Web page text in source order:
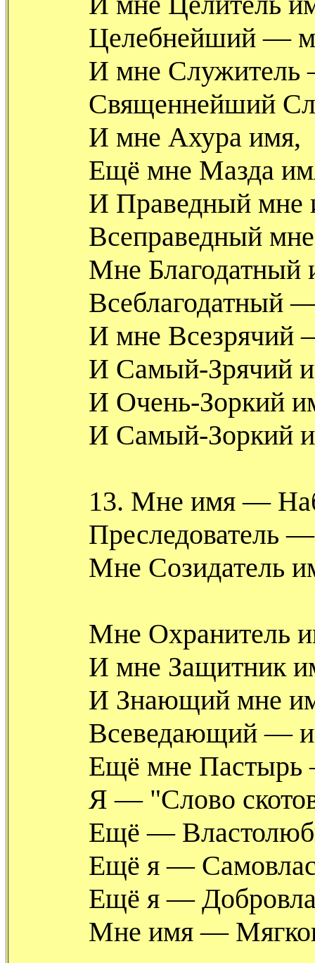
Целебнейший —
И мне
Священнейший
И мне Ахура имя,
Ещё мне Мазда
И Праведный мне
Всеправедный
Мне Благодатный
Всеблагодатный
И мне Всезрячий
И Самый-Зрячий
И Очень-Зоркий
И Самый-Зоркий
13. Мне имя —
Преследователь
Мне Созидатель
Мне Охранитель
И мне Защитник
И Знающий мне
Всеведающий —
Ещё мне
Я — "Слово
Ещё —
Ещё я —
Ещё я —
Мне имя —